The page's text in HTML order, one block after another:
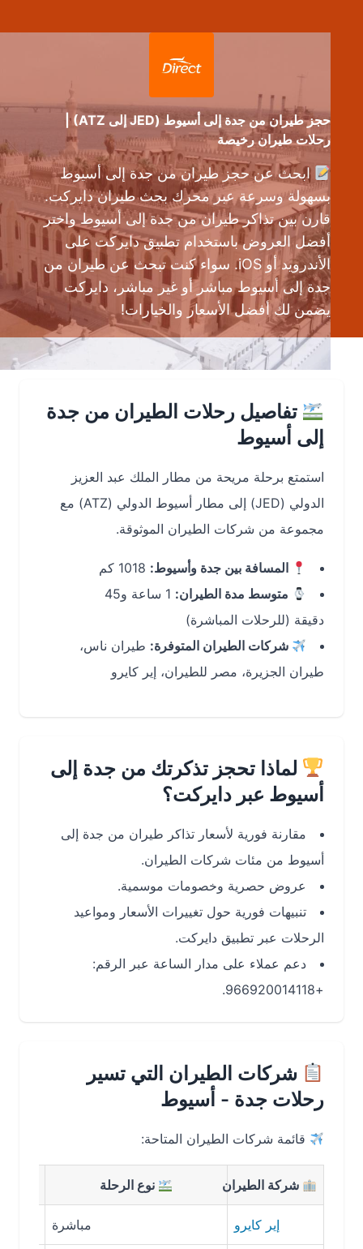
حجز طيران من جدة إلى أسيوط (JED إلى ATZ) |
رحلات طيران رخيصة
ابحث عن حجز طيران من جدة إلى أسيوط
بسهولة وسرعة عبر محرك بحث طيران دايركت.
قارن بين تذاكر طيران من جدة إلى أسيوط واختر
أفضل العروض باستخدام تطبيق دايركت على
الأندرويد أو iOS. سواء كنت تبحث عن طيران من
جدة إلى أسيوط مباشر أو غير مباشر، دايركت
يضمن لك أفضل الأسعار والخيارات!
تفاصيل رحلات الطيران من جدة
إلى أسيوط
استمتع برحلة مريحة من مطار الملك عبد العزيز
الدولي (JED) إلى مطار أسيوط الدولي (ATZ) مع
مجموعة من شركات الطيران الموثوقة.
المسافة بين جدة وأسيوط:1018 كم
متوسط مدة الطيران:
1 ساعة و45
دقيقة (للرحلات المباشرة)
شركات الطيران المتوفرة:طيران ناس،
طيران الجزيرة، مصر للطيران، إير كايرو
لماذا تحجز تذكرتك من جدة إلى
أسيوط عبر دايركت؟
مقارنة فورية لأسعار تذاكر طيران من جدة إلى
أسيوط من مئات شركات الطيران.
عروض حصرية وخصومات موسمية.
تنبيهات فورية حول تغييرات الأسعار ومواعيد
الرحلات عبر تطبيق دايركت.
دعم عملاء على مدار الساعة عبر الرقم:
شركات الطيران التي تسير
رحلات جدة - أسيوط
قائمة شركات الطيران المتاحة:
شركة الطيران نوع الرحلة
إير كايرو مباشرة 1 ساعة 45 دقيقة